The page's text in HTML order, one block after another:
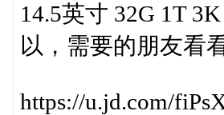
14.5英寸 32G 1T
以，需要的朋友看
https://u.jd.com/